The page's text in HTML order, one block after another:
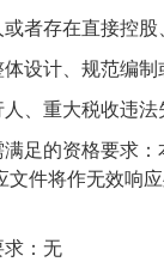
者存在直接控
设计、规范编
、重大税收违
足的资格要求
文件将作无效响
求：无